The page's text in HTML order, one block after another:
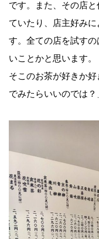
です。また、その店
ていたり、店主好み
す。全ての店を試す
いことかと思います。
そこのお茶が好きか
でみたらいいのでは？